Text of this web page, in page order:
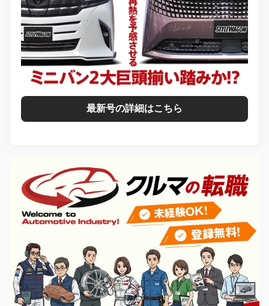
最新号の詳細はこちら